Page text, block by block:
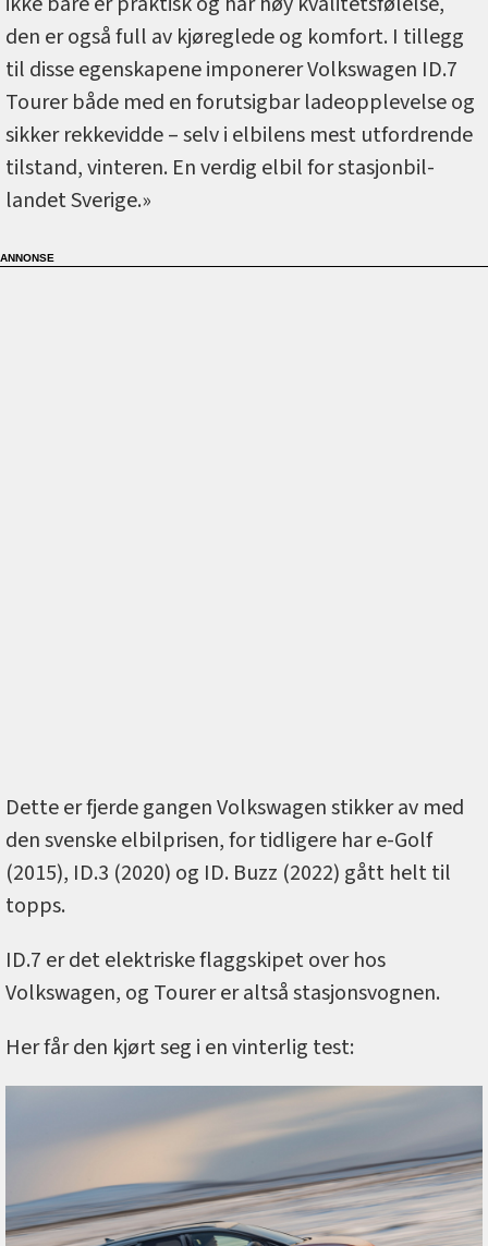
den er også full av kjøreglede og komfort. I tillegg
til disse egenskapene imponerer Volkswagen ID.7
Tourer både med en forutsigbar ladeopplevelse og
sikker rekkevidde – selv i elbilens mest utfordrende
tilstand, vinteren. En verdig elbil for stasjonbil-
landet Sverige.»
Dette er fjerde gangen Volkswagen stikker av med
den svenske elbilprisen, for tidligere har e-Golf
(2015), ID.3 (2020) og ID. Buzz (2022) gått helt til
topps.
ID.7 er det elektriske flaggskipet over hos
Volkswagen, og Tourer er altså stasjonsvognen.
Her får den kjørt seg i en vinterlig test: